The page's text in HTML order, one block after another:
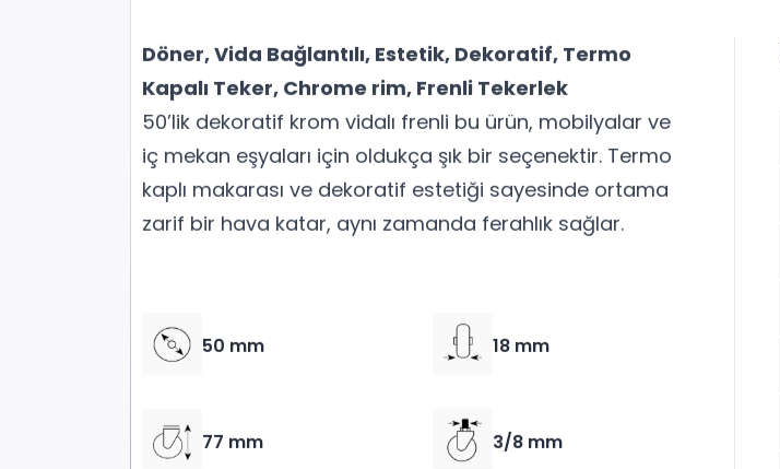
Döner, Vida Bağlantılı, Estetik, Dekoratif, Termo
Kapalı Teker, Chrome rim, Frenli Tekerlek
50’lik dekoratif krom vidalı frenli bu ürün, mobilyalar ve
iç mekan eşyaları için oldukça şık bir seçenektir. Termo
kaplı makarası ve dekoratif estetiği sayesinde ortama
zarif bir hava katar, aynı zamanda ferahlık sağlar.
50 mm 18 mm
77 mm 3/8 mm